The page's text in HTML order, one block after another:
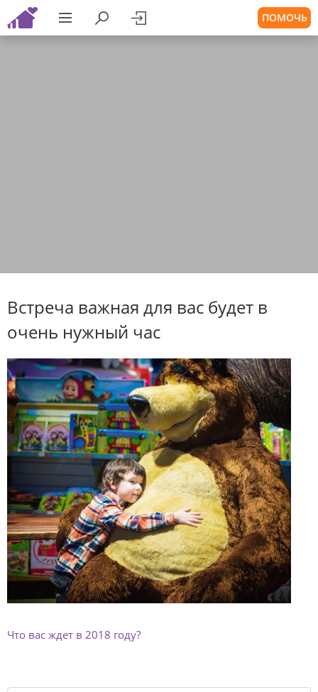
ПОМОЧЬ
Встреча важная для вас будет в
очень нужный час
Что вас ждет в 2018 году?